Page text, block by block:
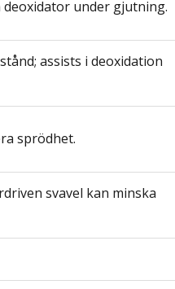
under gjutning.
assists i deoxidation
sprödhet.
svavel kan minska